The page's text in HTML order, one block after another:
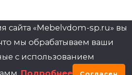
сайта «Mebelvdom-sp.ru» вы
мы обрабатываем ваши
с использованием
Подробнее